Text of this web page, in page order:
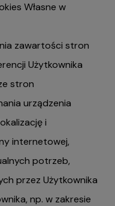
Własne w
zawartości stron
Użytkownika
stron
urządzenia
i
internetowej,
potrzeb,
przez Użytkownika
np. w zakresie